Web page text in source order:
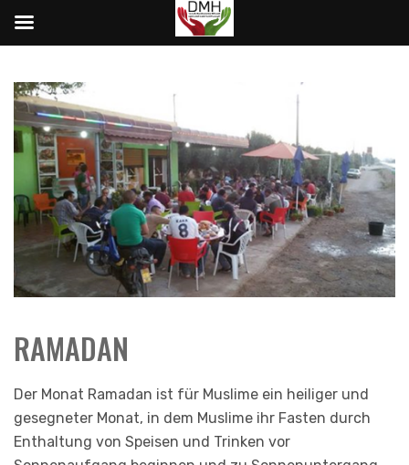
content
RAMADAN
Der Monat Ramadan ist für Muslime ein heiliger und
gesegneter Monat, in dem Muslime ihr Fasten durch
Enthaltung von Speisen und Trinken vor